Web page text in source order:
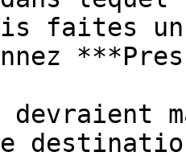
faites
devraient